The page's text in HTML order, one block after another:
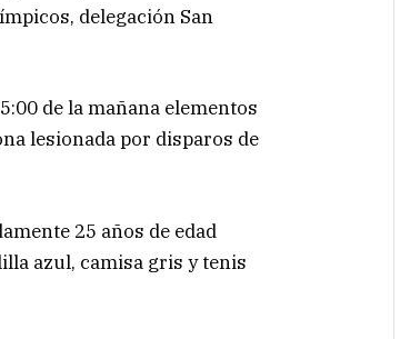
delegación San
de la mañana elementos
lesionada por disparos de
25 años de edad
azul, camisa gris y tenis